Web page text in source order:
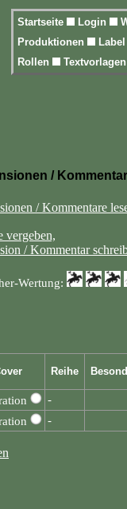
Startseite Login
Produktionen
Rollen
/
/ Kommentare
vergeben,
/ Kommentar
Wertung:
Reihe
-
-